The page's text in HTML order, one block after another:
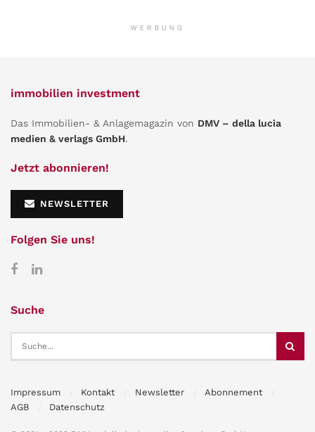
WERBUNG
immobilien investment
Das Immobilien- & Anlagemagazin von DMV – della lucia
medien & verlags GmbH.
Jetzt abonnieren!
NEWSLETTER
Folgen Sie uns!
Suche
Impressum Kontakt Newsletter
Abonnement
AGB
Datenschutz